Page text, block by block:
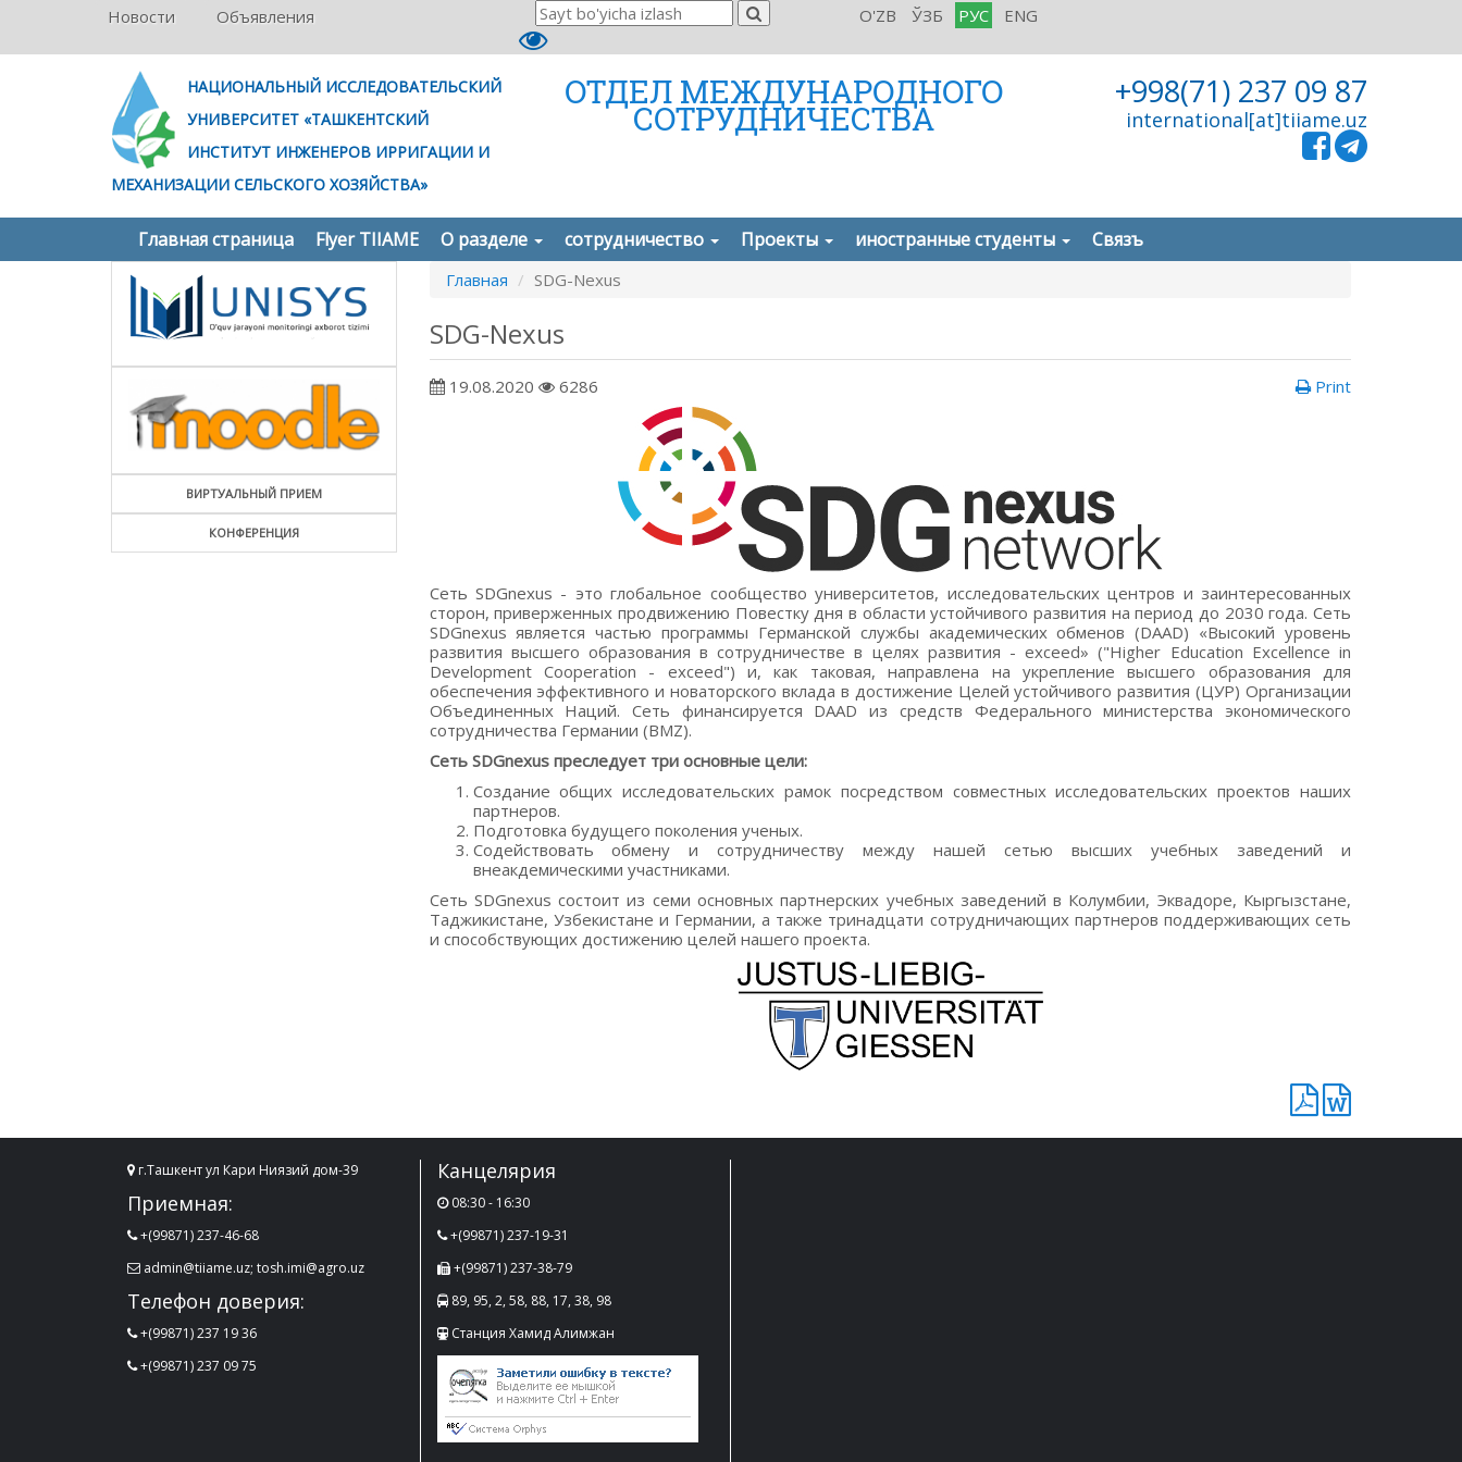
Новости Объявления O'ZB ЎЗБ РУС ENG
НАЦИОНАЛЬНЫЙ ИССЛЕДОВАТЕЛЬСКИЙ
УНИВЕРСИТЕТ «ТАШКЕНТСКИЙ
ИНСТИТУТ ИНЖЕНЕРОВ ИРРИГАЦИИ И
МЕХАНИЗАЦИИ СЕЛЬСКОГО ХОЗЯЙСТВА»
ОТДЕЛ МЕЖДУНАРОДНОГО
СОТРУДНИЧЕСТВА
+998(71) 237 09 87
international[at]tiiame.uz
Главная страница Flyer TIIAME О разделе сотрудничество Проекты иностранные студенты Связъ
ВИРТУАЛЬНЫЙ ПРИЕМ
КОНФЕРЕНЦИЯ
Главная SDG-Nexus
SDG-Nexus
19.08.2020 6286 Print
Сеть SDGnexus - это глобальное сообщество университетов, исследовательских центров и заинтересованных
сторон, приверженных продвижению Повестку дня в области устойчивого развития на период до 2030 года. Сеть
SDGnexus является частью программы Германской службы академических обменов (DAAD) «Высокий уровень
развития высшего образования в сотрудничестве в целях развития - exceed» ("Higher Education Excellence in
Development Cooperation - exceed") и, как таковая, направлена ​​на укрепление высшего образования для
обеспечения эффективного и новаторского вклада в достижение Целей устойчивого развития (ЦУР) Организации
Объединенных Наций. Сеть финансируется DAAD из средств Федерального министерства экономического
сотрудничества Германии (BMZ).
Сеть SDGnexus преследует три основные цели:
Создание общих исследовательских рамок посредством совместных исследовательских проектов наших
партнеров.
Подготовка будущего поколения ученых.
Содействовать обмену и сотрудничеству между нашей сетью высших учебных заведений и
внеакдемическими участниками.
Сеть SDGnexus состоит из семи основных партнерских учебных заведений в Колумбии, Эквадоре, Кыргызстане,
Таджикистане, Узбекистане и Германии, а также тринадцати сотрудничающих партнеров поддерживающих сеть
и способствующих достижению целей нашего проекта.
г.Ташкент ул Кари Ниязий дом-39
Приемная:
+(99871) 237-46-68
admin@tiiame.uz; tosh.imi@agro.uz
Телефон доверия:
+(99871) 237 19 36
+(99871) 237 09 75
Канцелярия
08:30 - 16:30
+(99871) 237-19-31
+(99871) 237-38-79
89, 95, 2, 58, 88, 17, 38, 98
Станция Хамид Алимжан